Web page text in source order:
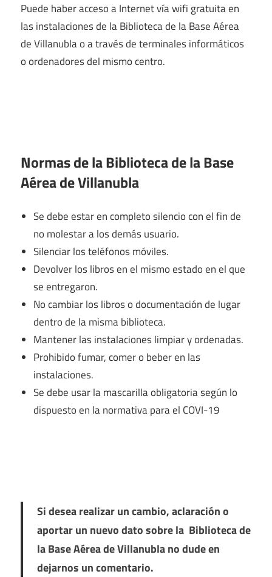
Puede haber acceso a Internet vía wifi gratuita en
las instalaciones de la Biblioteca de la Base Aérea
de Villanubla o a través de terminales informáticos
o ordenadores del mismo centro.
Normas de la Biblioteca de la Base
Aérea de Villanubla
Se debe estar en completo silencio con el fin de
no molestar a los demás usuario.
Silenciar los teléfonos móviles.
Devolver los libros en el mismo estado en el que
se entregaron.
No cambiar los libros o documentación de lugar
dentro de la misma biblioteca.
Mantener las instalaciones limpiar y ordenadas.
Prohibido fumar, comer o beber en las
instalaciones.
Se debe usar la mascarilla obligatoria según lo
dispuesto en la normativa para el COVI-19
Si desea realizar un cambio, aclaración o
aportar un nuevo dato sobre la Biblioteca de
la Base Aérea de Villanubla no dude en
dejarnos un comentario.